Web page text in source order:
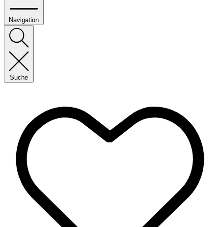
Navigation
Suche